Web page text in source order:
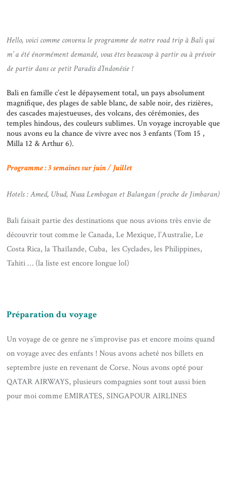
Hello, voici comme convenu le programme de notre road trip à Bali qui
m’ a été énormément demandé, vous êtes beaucoup à partir ou à prévoir
de partir dans ce petit Paradis d’Indonésie !
Bali en famille c’est le dépaysement total, un pays absolument
magnifique, des plages de sable blanc, de sable noir, des rizières,
des cascades majestueuses, des volcans, des cérémonies, des
temples hindous, des couleurs sublimes. Un voyage incroyable que
nous avons eu la chance de vivre avec nos 3 enfants (Tom 15 ,
Milla 12 & Arthur 6).
Programme : 3 semaines sur juin / Juillet
Hotels : Amed, Ubud, Nusa Lembogan et Balangan (proche de Jimbaran)
Bali faisait partie des destinations que nous avions très envie de
découvrir tout comme le Canada, Le Mexique, l’Australie, Le
Costa Rica, la Thaïlande, Cuba, les Cyclades, les Philippines,
Tahiti … (la liste est encore longue lol)
Préparation du voyage
Un voyage de ce genre ne s’improvise pas et encore moins quand
on voyage avec des enfants ! Nous avons acheté nos billets en
septembre juste en revenant de Corse. Nous avons opté pour
QATAR AIRWAYS, plusieurs compagnies sont tout aussi bien
pour moi comme EMIRATES, SINGAPOUR AIRLINES